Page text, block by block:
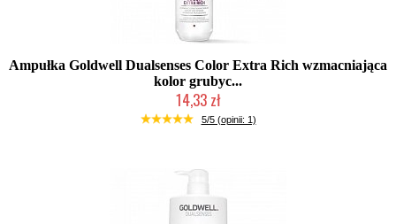
Ampułka Goldwell Dualsenses Color Extra Rich wzmacniająca
kolor grubyc...
14,33 zł
Chwilowo niedostępny
5/5 (opinii: 1)